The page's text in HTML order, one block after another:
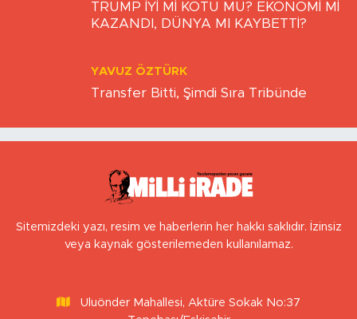
TRUMP İYİ Mİ KÖTÜ MÜ? EKONOMİ Mİ
KAZANDI, DÜNYA MI KAYBETTİ?
YAVUZ ÖZTÜRK
Transfer Bitti, Şimdi Sıra Tribünde
Sitemizdeki yazı, resim ve haberlerin her hakkı saklıdır. İzinsiz
veya kaynak gösterilemeden kullanılamaz.
Uluönder Mahallesi, Aktüre Sokak No:37